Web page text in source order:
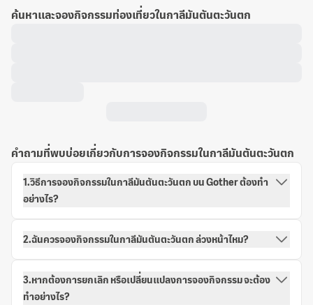
ค้นหาและจองกิจกรรมท่องเที่ยวในกาลีมันตันตะวันตก
คำถามที่พบบ่อยเกี่ยวกับการจองกิจกรรมในกาลีมันตันตะวันตก
1.วิธีการจองกิจกรรมในกาลีมันตันตะวันตก บน Gother ต้องทำ
อย่างไร?
2.ฉันควรจองกิจกรรมในกาลีมันตันตะวันตก ล่วงหน้าไหม?
3.หากต้องการยกเลิก หรือเปลี่ยนแปลงการจองกิจกรรม จะต้อง
ทำอย่างไร?